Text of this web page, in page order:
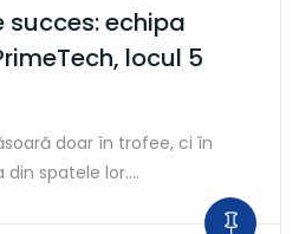
succes: echipa
locul 5
doar în trofee, ci în
din spatele lor.…